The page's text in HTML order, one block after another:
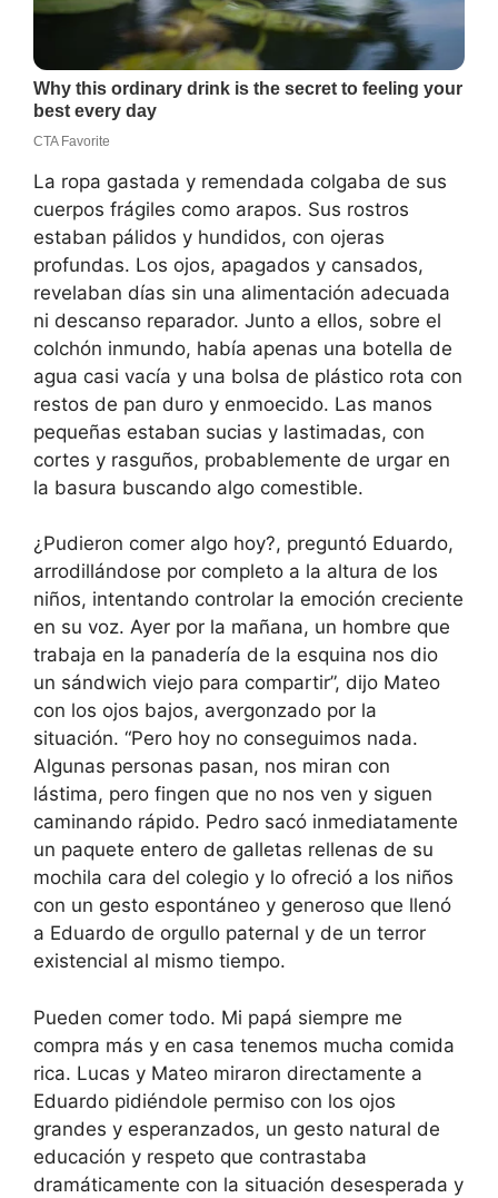
La ropa gastada y remendada colgaba de sus
cuerpos frágiles como arapos. Sus rostros
estaban pálidos y hundidos, con ojeras
profundas. Los ojos, apagados y cansados,
revelaban días sin una alimentación adecuada
ni descanso reparador. Junto a ellos, sobre el
colchón inmundo, había apenas una botella de
agua casi vacía y una bolsa de plástico rota con
restos de pan duro y enmoecido. Las manos
pequeñas estaban sucias y lastimadas, con
cortes y rasguños, probablemente de urgar en
la basura buscando algo comestible.
¿Pudieron comer algo hoy?, preguntó Eduardo,
arrodillándose por completo a la altura de los
niños, intentando controlar la emoción creciente
en su voz. Ayer por la mañana, un hombre que
trabaja en la panadería de la esquina nos dio
un sándwich viejo para compartir”, dijo Mateo
con los ojos bajos, avergonzado por la
situación. “Pero hoy no conseguimos nada.
Algunas personas pasan, nos miran con
lástima, pero fingen que no nos ven y siguen
caminando rápido. Pedro sacó inmediatamente
un paquete entero de galletas rellenas de su
mochila cara del colegio y lo ofreció a los niños
con un gesto espontáneo y generoso que llenó
a Eduardo de orgullo paternal y de un terror
existencial al mismo tiempo.
Pueden comer todo. Mi papá siempre me
compra más y en casa tenemos mucha comida
rica. Lucas y Mateo miraron directamente a
Eduardo pidiéndole permiso con los ojos
grandes y esperanzados, un gesto natural de
educación y respeto que contrastaba
dramáticamente con la situación desesperada y